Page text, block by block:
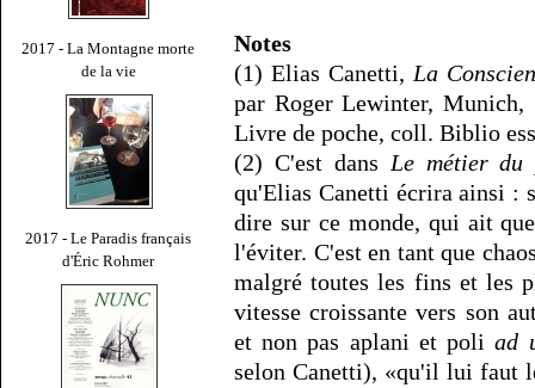
2017 - La Montagne morte
de la vie
2017 - Le Paradis français
d'Éric Rohmer
Notes
(1) Elias Canetti, La
par Roger Lewinter,
Livre de poche, coll. Biblio
(2) C'est dans Le métier du
qu'Elias Canetti écrira ainsi :
dire sur ce monde, qui ait
l'éviter. C'est en tant que
malgré toutes les fins et les
vitesse croissante vers son
et non pas aplani et poliad
selon Canetti), «qu'il lui faut